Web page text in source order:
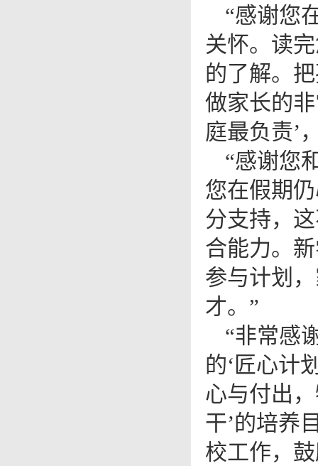
“感谢您
关怀。读
的了解。
做家长的
庭最负责’
“感谢您
您在假期
分支持，
合能力。
参与计划
才。”
“非常感
的‘匠心计
心与付出
干’的培养
校工作，